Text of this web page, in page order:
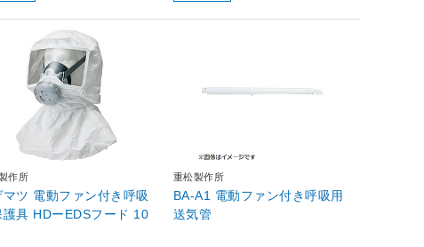
作所
マツ 電動ファン付き呼吸
護具 HDーEDSフード 10
重松製作所
BA-A1 電動ファン付き呼吸用
送気管